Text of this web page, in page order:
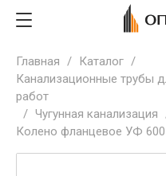
Главная / Каталог /
Канализационные трубы
работ
/ Чугунная канализация
Колено фланцевое УФ